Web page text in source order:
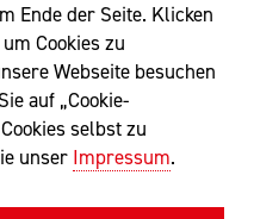
Ende der Seite. Klicken
Cookies zu
Webseite besuchen
auf „Cookie-
selbst zu
unser Impressum.
einschließen:
webshop, Exakter